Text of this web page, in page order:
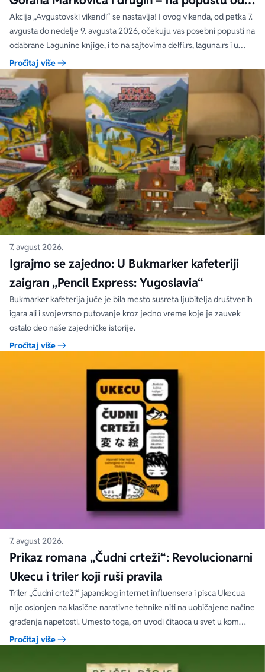
čak 40, 50 i 60%
Akcija „Avgustovski vikendi“ se nastavlja! I ovog vikenda, od petka 7.
avgusta do nedelje 9. avgusta 2026, očekuju vas posebni popusti na
odabrane Lagunine knjige, i to na sajtovima delfi.rs, laguna.rs i u
svim Delfi knjižarama.
Pročitaj više
7. avgust 2026.
Igrajmo se zajedno: U Bukmarker kafeteriji
zaigran „Pencil Express: Yugoslavia“
Bukmarker kafeterija juče je bila mesto susreta ljubitelja društvenih
igara ali i svojevrsno putovanje kroz jedno vreme koje je zauvek
ostalo deo naše zajedničke istorije.
Pročitaj više
7. avgust 2026.
Prikaz romana „Čudni crteži“: Revolucionarni
Ukecu i triler koji ruši pravila
Triler „Čudni crteži“ japanskog internet influensera i pisca Ukecua
nije oslonjen na klasične narativne tehnike niti na uobičajene načine
građenja napetosti. Umesto toga, on uvodi čitaoca u svet u kom
priložene ilustracije govore više od reči, a ono što je nacrtano često
Pročitaj više